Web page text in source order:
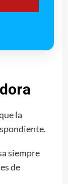
la
siempre
de